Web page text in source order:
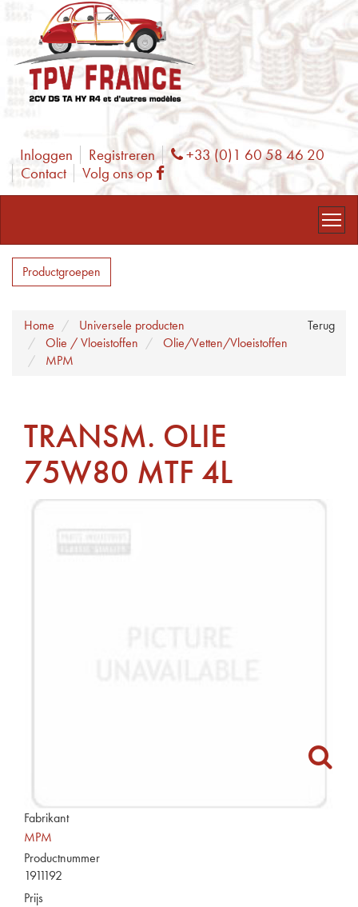
Inloggen Registreren Phone
+33 (0)1 60 58 46 20
Contact
Volg ons op Facebook
Productgroepen
Terug
Home
Universele producten
Olie / Vloeistoffen
Olie/Vetten/Vloeistoffen
MPM
TRANSM. OLIE
75W80 MTF 4L
Fabrikant
MPM
Productnummer
1911192
Prijs